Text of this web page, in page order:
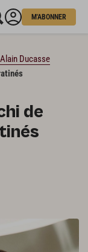
M'ABONNER
Ducasse
de